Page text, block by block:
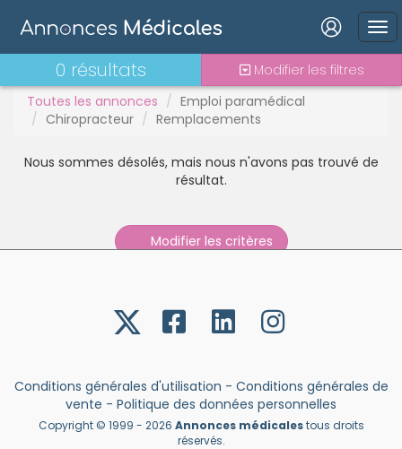
Connexion
Mot de passe oublié ?
Se connecter avec Google
Se connecter avec LinkedIn
Inscrivez-vous en un clic !
Créer un compte
Toutes les annonces
Emploi paramédical
Chiropracteur
Remplacements
0 résultats Modifier les filtres
Praticien contractuel
Stages - alternance
Statut TNS
Vacations
Nous sommes désolés, mais nous n'avons pas trouvé de
résultat.
Modifier les critères
Conditions générales d'utilisation - Conditions générales de
vente - Politique des données personnelles
Copyright © 1999 - 2026 Annonces médicalestous droits
réservés.